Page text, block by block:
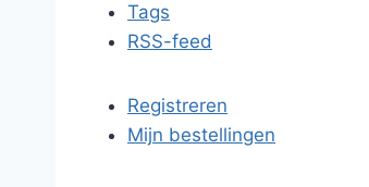
Tags
RSS-feed
Registreren
Mijn bestellingen